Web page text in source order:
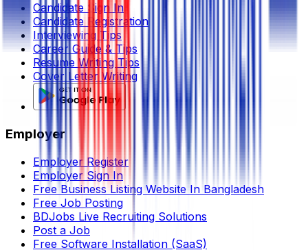
Candidate Sign In
Candidate Registration
Interviewing Tips
Career Guide & Tips
Resume Writing Tips
Cover Letter Writing
Employer
Employer Register
Employer Sign In
Free Business Listing Website In Bangladesh
Free Job Posting
BDJobs Live Recruiting Solutions
Post a Job
Free Software Installation (SaaS)